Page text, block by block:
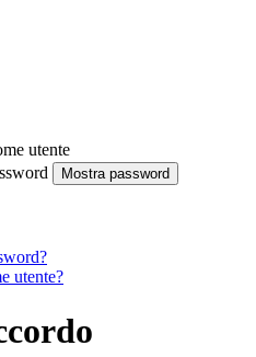
utente
Mostra password
utente?